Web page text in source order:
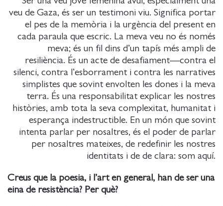
veu de Gaza, és ser un testimoni viu. Significa portar
el pes de la memòria i la urgència del present en
cada paraula que escric. La meva veu no és només
meva; és un fil dins d’un tapís més ampli de
resiliència. És un acte de desafiament—contra el
silenci, contra l’esborrament i contra les narratives
simplistes que sovint envolten les dones i la meva
terra. És una responsabilitat explicar les nostres
històries, amb tota la seva complexitat, humanitat i
esperança indestructible. En un món que sovint
intenta parlar per nosaltres, és el poder de parlar
per nosaltres mateixes, de redefinir les nostres
identitats i de de clara: som aquí.
Creus que la poesia, i l’art en general, han de ser una
eina de resistència? Per què?